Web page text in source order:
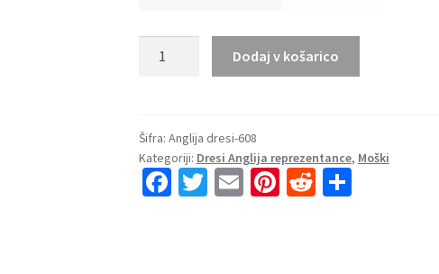
kompleti
Anglija
SP
Dodaj v košarico
Šifra: Anglija dresi-608
Kategoriji: Dresi Anglija reprezentance, Moški
Fa T E Pi R S